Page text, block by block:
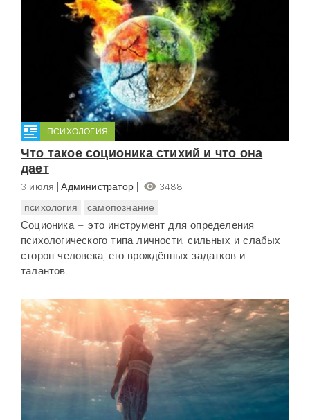
ПСИХОЛОГИЯ
Что такое соционика стихий и что она
дает
3 июля Администратор
3488
психология
самопознание
Соционика – это инструмент для определения
психологического типа личности, сильных и слабых
сторон человека, его врождённых задатков и
талантов.